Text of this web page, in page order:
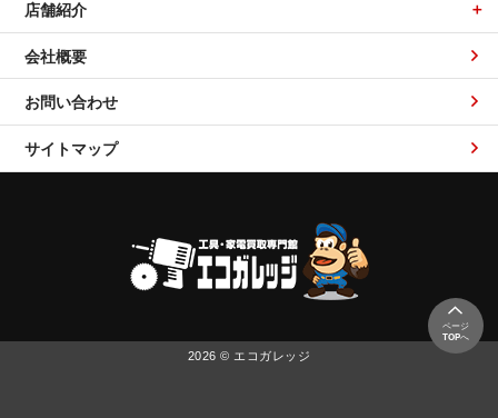
店舗紹介
会社概要
お問い合わせ
サイトマップ
2026 © エコガレッジ
ページ
TOPへ